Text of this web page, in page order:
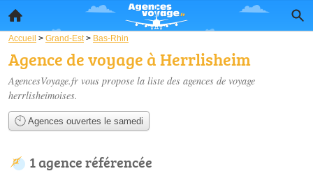
Accueil > Grand-Est > Bas-Rhin
Agence de voyage à Herrlisheim
AgencesVoyage.fr vous propose la liste des agences de voyage
herrlisheimoises.
Agences ouvertes le samedi
1 agence référencée